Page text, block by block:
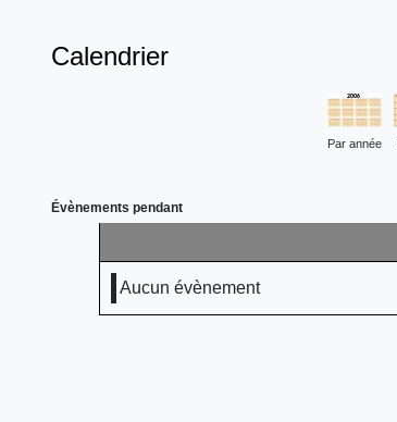
Calendrier
Par année
Évènements pendant
Aucun évènement